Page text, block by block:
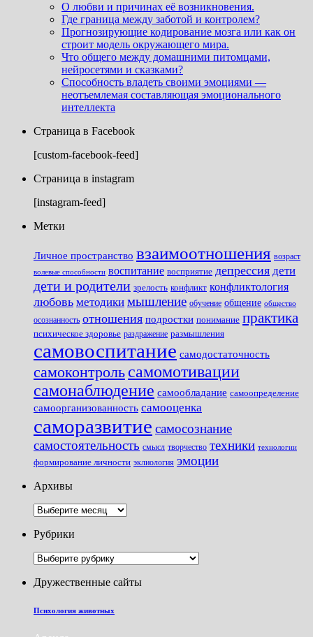
О любви и причинах её возникновения.
Где граница между заботой и контролем?
Прогнозирующие кодирование мозга или как он
строит модель окружающего мира.
Что общего между домашними питомцами,
нейросетями и сказками?
Способность владеть своими эмоциями —
неотъемлемая составляющая эмоционального
интеллекта
Страница в Facebook
[custom-facebook-feed]
Страница в instagram
[instagram-feed]
Метки
Личное пространство взаимоотношения возраст
волевые способности воспитание восприятие депрессия дети
дети и родители зрелость конфликт конфликтология
любовь методики мышление обучение общение общество
осознанность отношения подростки понимание практика
психическое здоровье раздражение размышления
самовоспитание самодостаточность
самоконтроль самомотивации
самонаблюдение самообладание самоопределение
самоорганизованность самооценка
саморазвитие самосознание
самостоятельность смысл творчество техники технологии
формирование личности эклиология эмоции
Архивы
Архивы
Рубрики
Рубрики
Дружественные сайты
Психология животных